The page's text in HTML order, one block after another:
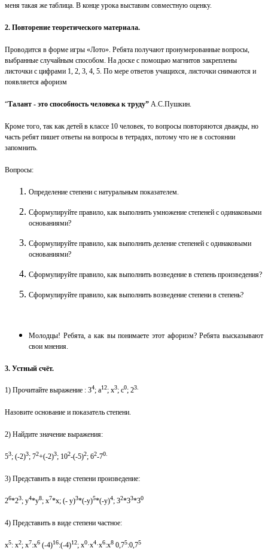
меня такая же таблица. В конце урока выставим совместную оценку.
2. Повторение теоретического материала.
Проводится в форме игры «Лото». Ребята получают пронумерованные вопросы,
выбранные случайным способом. На доске с помощью магнитов закреплены
листочки с цифрами 1, 2, 3, 4, 5. По мере ответов учащихся, листочки снимаются и
появляется афоризм
“Талант - это способность человека к труду” А.С.Пушкин.
Кроме того, так как детей в классе 10 человек, то вопросы повторяются дважды, но
часть ребят пишет ответы на вопросы в тетрадях, потому что не в состоянии
запомнить.
Вопросы:
Определение степени с натуральным показателем.
Сформулируйте правило, как выполнить умножение степеней с одинаковыми
основаниями?
Сформулируйте правило, как выполнить деление степеней с одинаковыми
основаниями?
Сформулируйте правило, как выполнить возведение в степень произведения?
Сформулируйте правило, как выполнить возведение степени в степень?
Молодцы! Ребята, а как вы понимаете этот афоризм?Ребята высказывают
свои мнения.
3. Устный счёт.
1) Прочитайте выражение : 34; а12; х3; с0; 23.
Назовите основание и показатель степени.
2) Найдите значение выражения:
53; (-2)3; 72+(-2)3; 102-(-5)2; 62-70.
3) Представить в виде степени произведение:
26*23; у4*у8; х7*х; (- у)3*(-у)5*(-у)4; 32*33*30
4) Представить в виде степени частное:
х5: х2; х7:х6 (-4)16:(-4)12; х0·х4·х6:х8 0,75:0,75